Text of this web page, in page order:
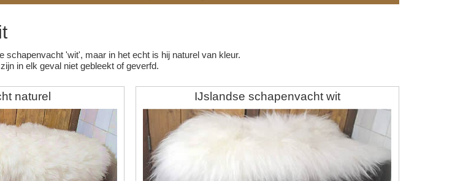
schapenvacht 'wit', maar in het echt is hij naturel van kleur.
in elk geval niet gebleekt of geverfd.
naturel IJslandse schapenvacht wit